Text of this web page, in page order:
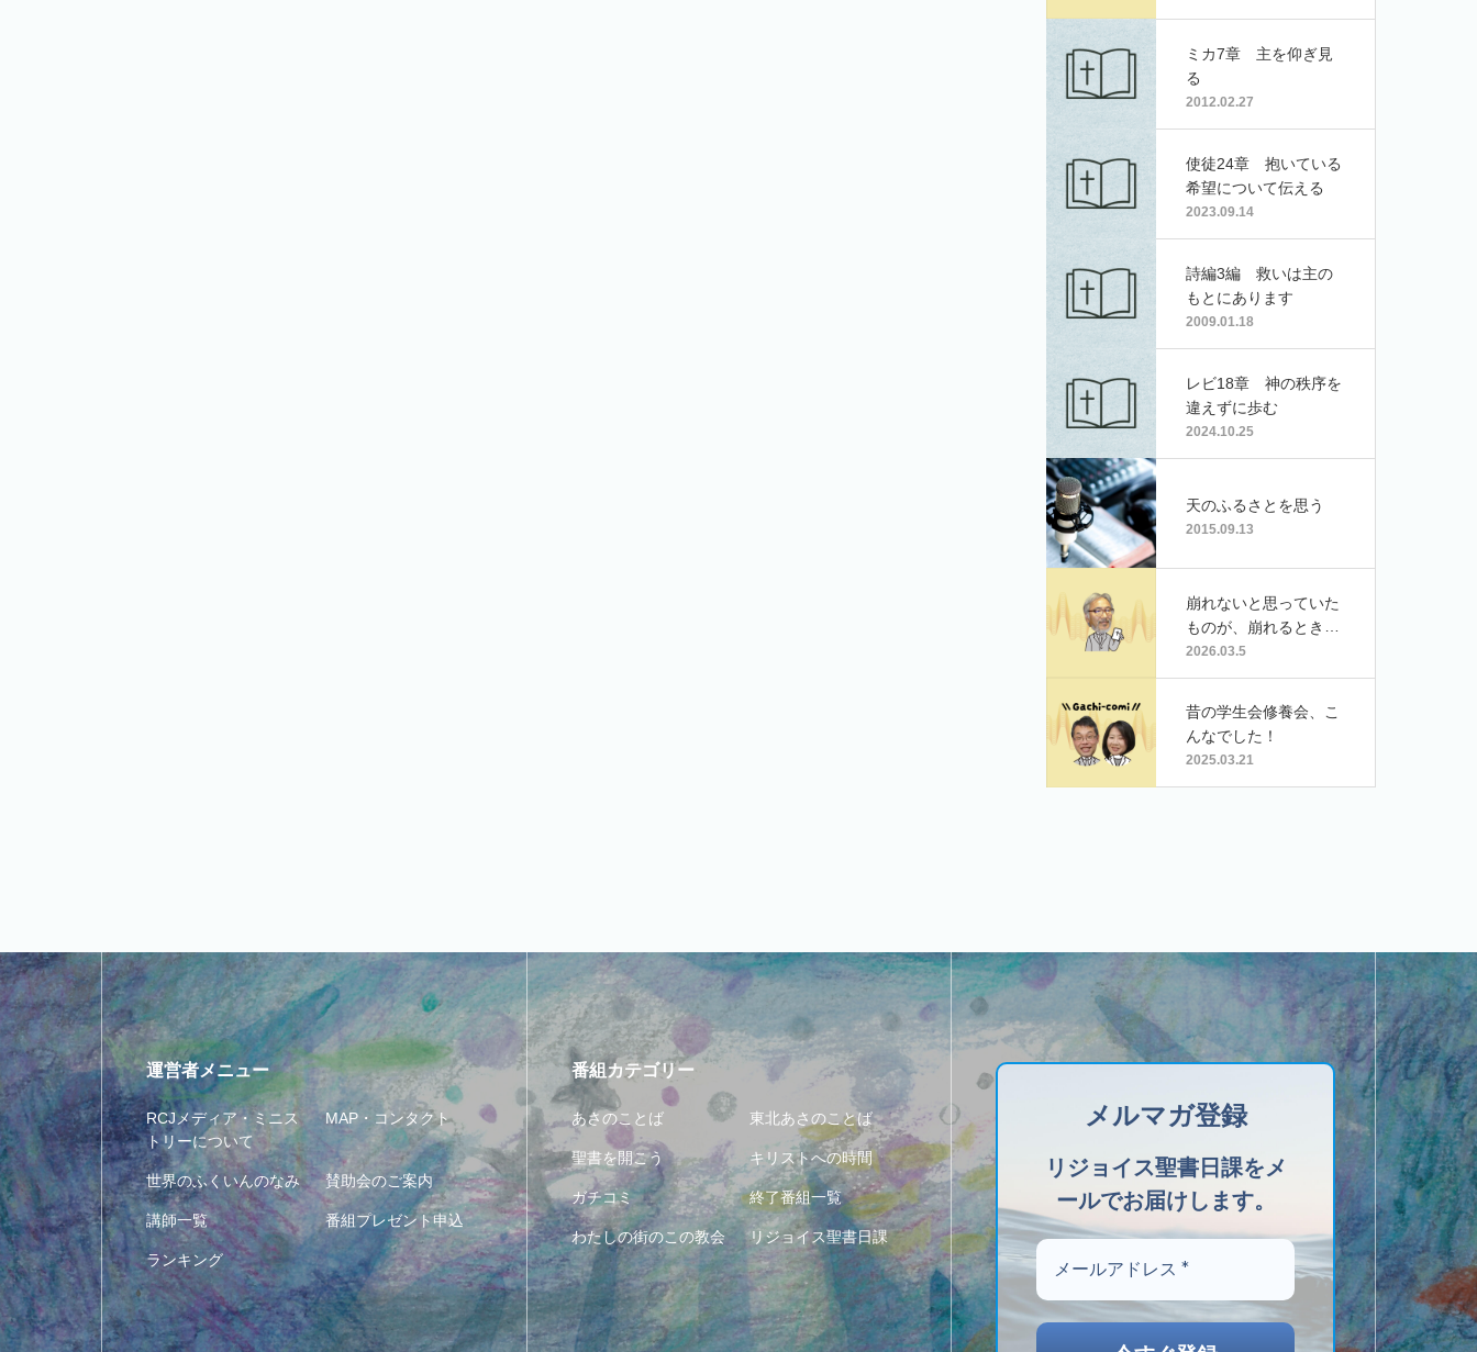
ミカ7章 主を仰ぎ見
る
2012.02.27
使徒24章 抱いている
希望について伝える
2023.09.14
詩編3編 救いは主の
もとにあります
2009.01.18
レビ18章 神の秩序を
違えずに歩む
2024.10.25
天のふるさとを思う
2015.09.13
崩れないと思っていた
ものが、崩れるとき
（マタイによる福音書
24:1-2）
2026.03.5
昔の学生会修養会、こ
んなでした！
2025.03.21
運営者メニュー
RCJメディア・ミニス
トリーについて
MAP・コンタクト
世界のふくいんのなみ 賛助会のご案内
講師一覧 番組プレゼント申込
ランキング
番組カテゴリー
あさのことば 東北あさのことば
聖書を開こう キリストへの時間
ガチコミ 終了番組一覧
わたしの街のこの教会 リジョイス聖書日課
メルマガ登録
リジョイス聖書日課をメ
ールでお届けします。